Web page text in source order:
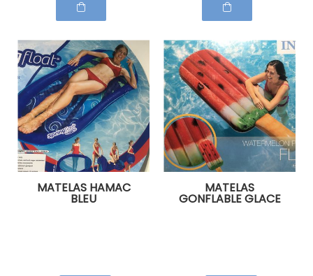
MATELAS HAMAC
BLEU
MATELAS
GONFLABLE GLACE